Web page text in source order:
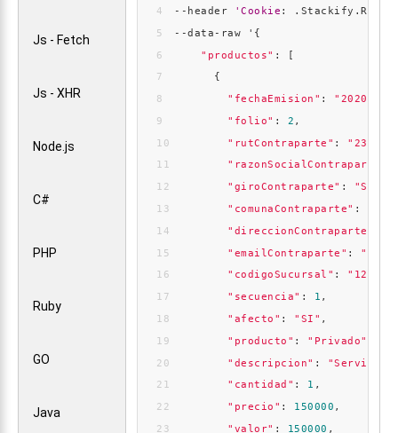
Js - Fetch
Js - XHR
Node.js
C#
PHP
Ruby
GO
Java
--header
'Cookie : .Stackify.Rum=
--data-raw '{
"productos" : [
      {
"fechaEmision" : "2020-06-
"folio" : 2 ,
"rutContraparte" :
"razonSocialContraparte"
"giroContraparte" :
"comunaContraparte" :
"direccionContraparte"
"emailContraparte" :
"codigoSucursal" : "123"
"secuencia" : 1 ,
"afecto" : "SI" ,
"producto" : "Privado"
"descripcion" : "Servicio"
"cantidad" : 1 ,
"precio" : 150000 ,
"valor" : 150000 ,